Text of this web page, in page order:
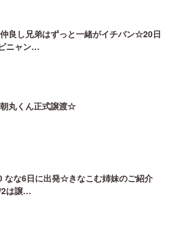
良し兄弟はずっと一緒がイチバン☆20日
ニャン…
丸くん正式譲渡☆
なな6日に出発☆きなこむ姉妹のご紹介
は譲…